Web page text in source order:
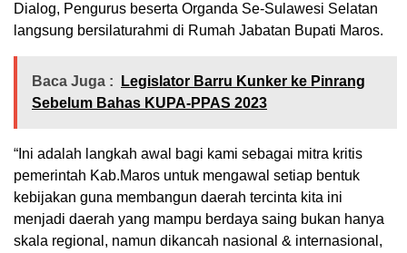
Dialog, Pengurus beserta Organda Se-Sulawesi Selatan
langsung bersilaturahmi di Rumah Jabatan Bupati Maros.
Baca Juga :
Legislator Barru Kunker ke Pinrang
Sebelum Bahas KUPA-PPAS 2023
“Ini adalah langkah awal bagi kami sebagai mitra kritis
pemerintah Kab.Maros untuk mengawal setiap bentuk
kebijakan guna membangun daerah tercinta kita ini
menjadi daerah yang mampu berdaya saing bukan hanya
skala regional, namun dikancah nasional & internasional,